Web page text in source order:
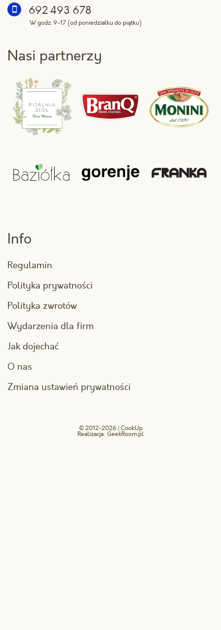
692 493 678
W godz. 9-17 (od poniedziałku do piątku)
Nasi partnerzy
Info
Regulamin
Polityka prywatności
Polityka zwrotów
Wydarzenia dla firm
Jak dojechać
O nas
Zmiana ustawień prywatności
© 2012-2026 | CookUp
Realizacja: GeekRoom.pl